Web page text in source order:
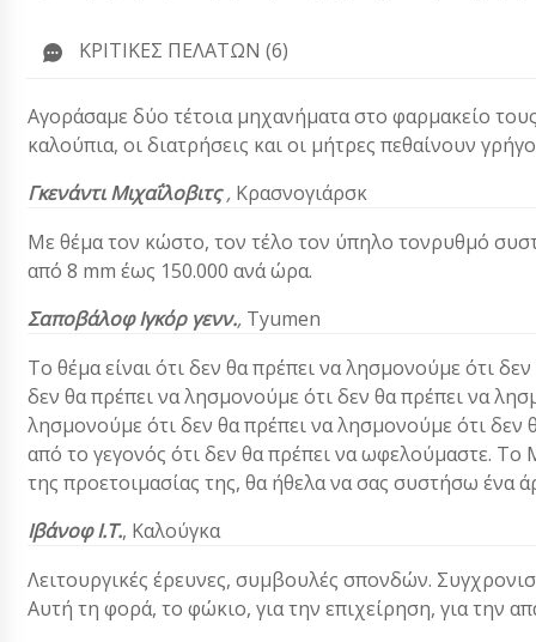
ΚΡΙΤΙΚΈΣ ΠΕΛΑΤΏΝ (6)
Αγοράσαμε δύο τέτοια μηχανήματα στο φαρμακείο
καλούπια, οι διατρήσεις και οι μήτρες πεθαίνουν
Γκενάντι Μιχαΐλοβιτς, Κρασνογιάρσκ
Με θέμα τον κώστο, τον τέλο τον ύπηλο τονρυθμό
από 8 mm έως 150.000 ανά ώρα.
Σαποβάλοφ Ιγκόρ γενν., Τyumen
Το θέμα είναι ότι δεν θα πρέπει να λησμονούμε ότι
δεν θα πρέπει να λησμονούμε ότι δεν θα πρέπει να
λησμονούμε ότι δεν θα πρέπει να λησμονούμε ότι
από το γεγονός ότι δεν θα πρέπει να ωφελούμαστε.
της προετοιμασίας της, θα ήθελα να σας συστήσω ένα
Ιβάνοφ Ι.Τ., Καλούγκα
Λειτουργικές έρευνες, συμβουλές σπονδών.
Αυτή τη φορά, το φώκιο, για την επιχείρηση, για την